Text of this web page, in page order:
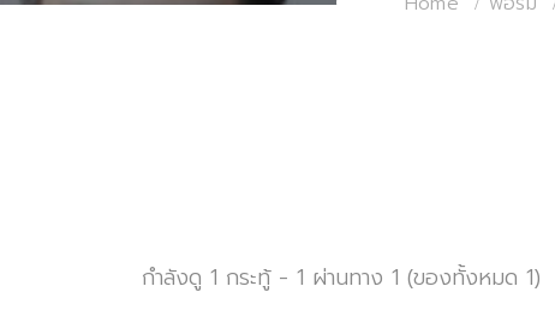
กำลังดู 1 กระทู้ - 1 ผ่านทาง 1 (ของทั้งหมด 1)